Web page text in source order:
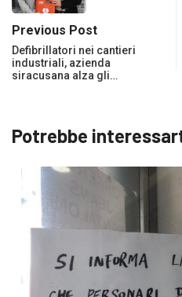
Previous Post
Defibrillatori nei cantieri
industriali, azienda
siracusana alza gli…
Potrebbe